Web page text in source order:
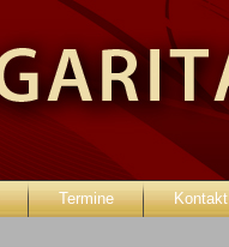
Termine Kontakt